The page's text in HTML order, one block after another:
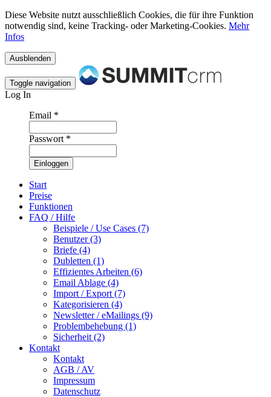
Diese Website nutzt ausschließlich Cookies, die für ihre Funktion
notwendig sind, keine Tracking- oder Marketing-Cookies. Mehr
Infos
Toggle navigation
Log In
Email *
Passwort *
Start
Preise
Funktionen
FAQ / Hilfe
Beispiele / Use Cases (7)
Benutzer (3)
Briefe (4)
Dubletten (1)
Effizientes Arbeiten (6)
Email Ablage (4)
Import / Export (7)
Kategorisieren (4)
Newsletter / eMailings (9)
Problembehebung (1)
Sicherheit (2)
Kontakt
Kontakt
AGB / AV
Impressum
Datenschutz